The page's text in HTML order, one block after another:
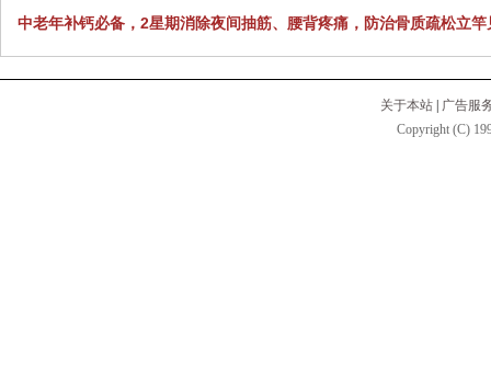
中老年补钙必备，2星期消除夜间抽筋、腰背疼痛，防治骨质疏松立竿
关于本站
广告服
Copyright (C)